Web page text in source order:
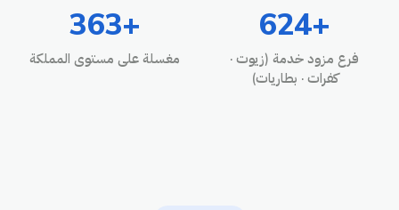
+624
فرع مزود خدمة (زيوت ·
كفرات · بطاريات)
+363
مغسلة على مستوى المملكة